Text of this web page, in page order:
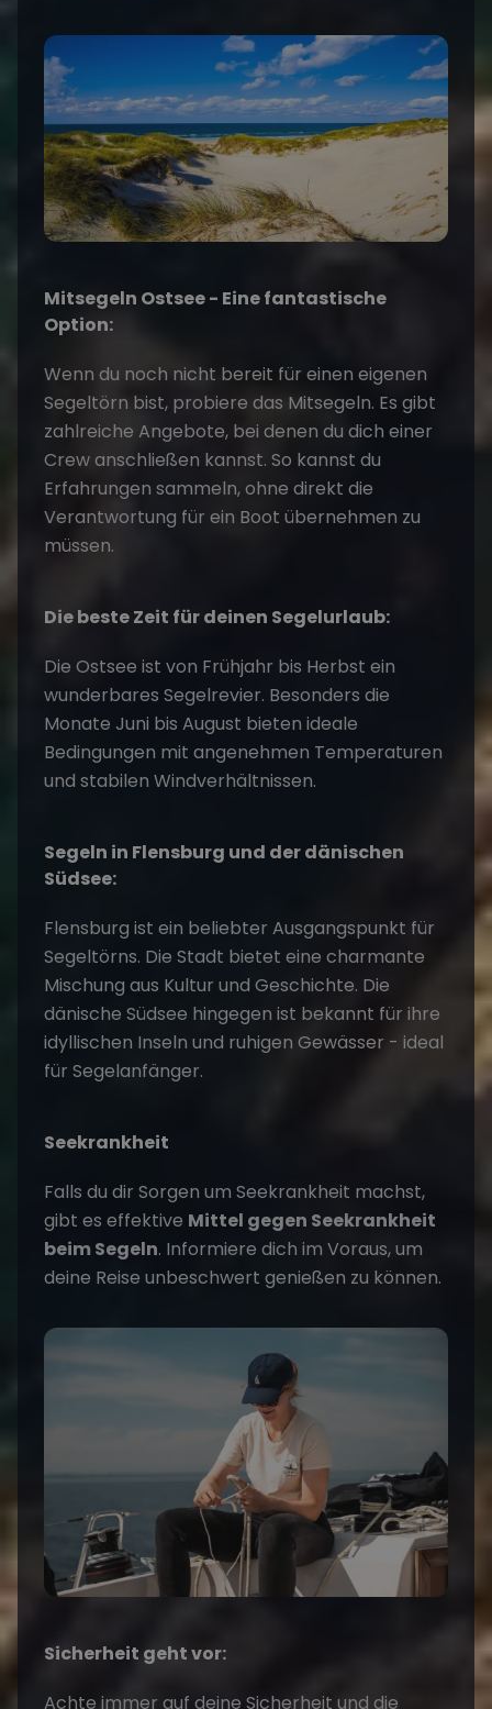
Mitsegeln Ostsee- Eine fantastische
Option:
Wenn du noch nicht bereit für einen eigenen
Segeltörn bist, probiere das Mitsegeln. Es gibt
zahlreiche Angebote, bei denen du dich einer
Crew anschließen kannst. So kannst du
Erfahrungen sammeln, ohne direkt die
Verantwortung für ein Boot übernehmen zu
müssen.
Die beste Zeit für deinen Segelurlaub:
Die Ostsee ist von Frühjahr bis Herbst ein
wunderbares Segelrevier. Besonders die
Monate Juni bis August bieten ideale
Bedingungen mit angenehmen Temperaturen
und stabilen Windverhältnissen.
Segeln in Flensburg und der dänischen
Südsee:
Flensburg ist ein beliebter Ausgangspunkt für
Segeltörns. Die Stadt bietet eine charmante
Mischung aus Kultur und Geschichte. Die
dänische Südsee hingegen ist bekannt für ihre
idyllischen Inseln und ruhigen Gewässer - ideal
für Segelanfänger.
Seekrankheit
Falls du dir Sorgen um Seekrankheit machst,
gibt es effektive Mittel gegen Seekrankheit
beim Segeln. Informiere dich im Voraus, um
deine Reise unbeschwert genießen zu können.
Sicherheit geht vor:
Achte immer auf deine Sicherheit und die